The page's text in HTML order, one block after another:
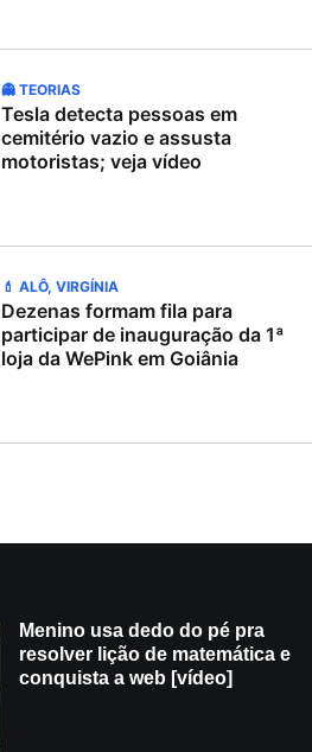
👻 TEORIAS
Tesla detecta pessoas em
cemitério vazio e assusta
motoristas; veja vídeo
💄 ALÔ, VIRGÍNIA
Dezenas formam fila para
participar de inauguração da 1ª
loja da WePink em Goiânia
Menino usa dedo do pé pra
resolver lição de matemática e
conquista a web [vídeo]